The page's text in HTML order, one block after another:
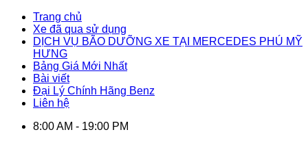
Trang chủ
Xe đã qua sử dụng
DỊCH VỤ BÃO DƯỠNG XE TẠI MERCEDES PHÚ MỸ
HƯNG
Bảng Giá Mới Nhất
Bài viết
Đại Lý Chính Hãng Benz
Liên hệ
8:00 AM - 19:00 PM